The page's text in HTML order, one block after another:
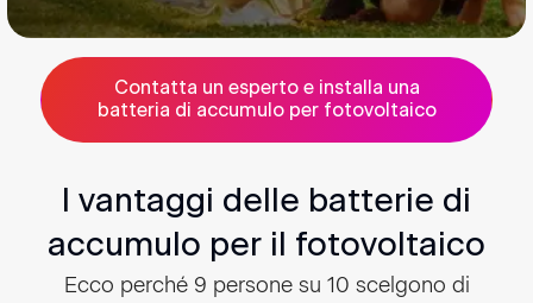
Contatta un esperto e installa una
batteria di accumulo per fotovoltaico
I vantaggi delle batterie di
accumulo per il fotovoltaico
Ecco perché 9 persone su 10 scelgono di